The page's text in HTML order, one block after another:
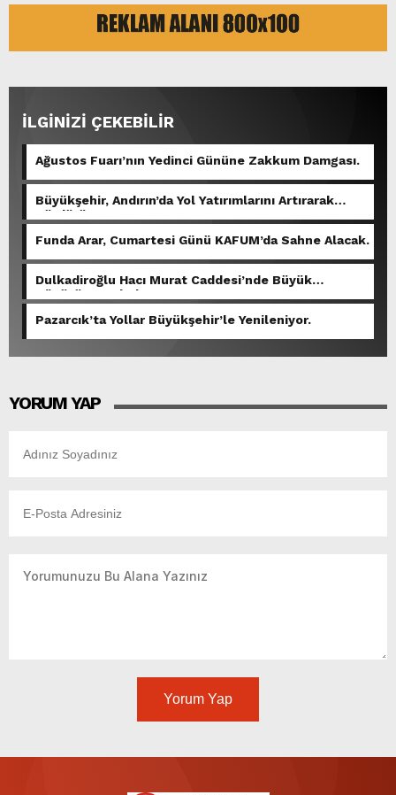
İLGİNİZİ ÇEKEBİLİR
Ağustos Fuarı’nın Yedinci Gününe Zakkum Damgası.
Büyükşehir, Andırın’da Yol Yatırımlarını Artırarak
Sürdürüyor.
Funda Arar, Cumartesi Günü KAFUM’da Sahne Alacak.
Dulkadiroğlu Hacı Murat Caddesi’nde Büyük
Dönüşüm Başladı.
Pazarcık’ta Yollar Büyükşehir’le Yenileniyor.
YORUM YAP
Yorum Yap